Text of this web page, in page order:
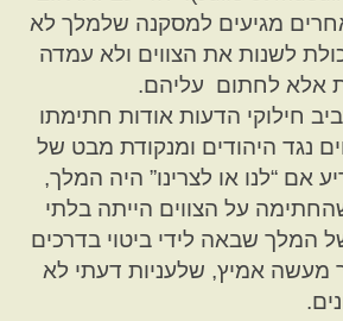
מגיעים למסקנה שלמלך לא
לשנות את הצווים ולא עמדה
אלא לחתום עליהם.
חילוקי הדעות אודות חתימתו
נגד היהודים ומנקודת מבט של
אם “לנו או לצרינו” היה המלך,
על הצווים הייתה בלתי
המלך שבאה לידי ביטוי בדרכים
מעשה אמיץ, שלעניות דעתי לא